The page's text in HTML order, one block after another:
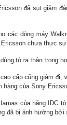
đã sụt giảm
các dòng máy
chưa thực
tỏ ra thận trọng
cấp cũng giảm
của Sony
của hãng IDC
đã bị ảnh hưởng bởi